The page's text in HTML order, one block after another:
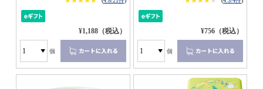
¥1,188（税込）
個
¥756（税込）
個